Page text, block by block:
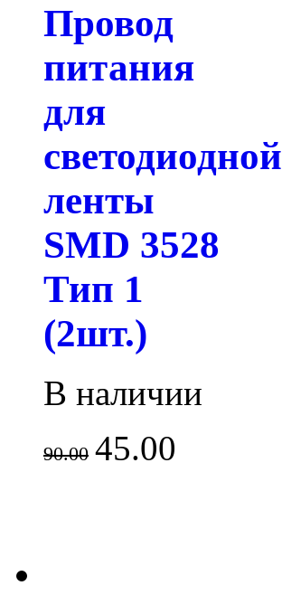
Провод
питания
для
светодиодной
ленты
SMD 3528
Тип 1
(2шт.)
В наличии
90.00 45.00